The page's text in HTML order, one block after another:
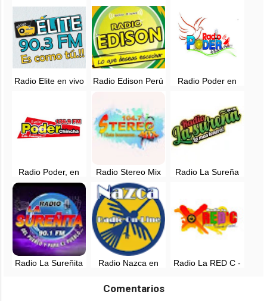
en vivo
vivo
Radio Elite en vivo
Radio Edison Perú
Radio Poder en
Radio Poder, en
vivo - 106.9 FM -
Chincha, Ica
Radio Stereo Mix
104.7 FM en vivo -
Ica
Radio La Sureña
Radio La Sureñita
Radio Nazca en
Radio La RED C -
Comentarios